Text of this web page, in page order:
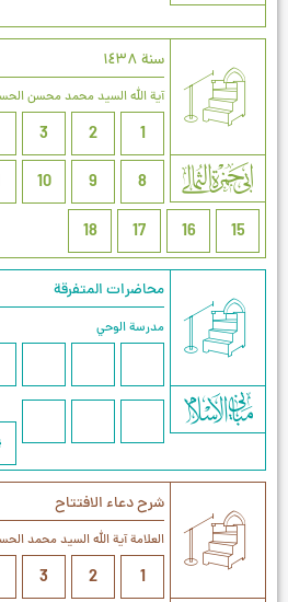
سنة ۱٤۳۸
آية الله السيد محمد محسن
1
2
3
8
9
10
15
16
17
18
محاضرات المتفرقة
مدرسة الوحي
شرح دعاء الافتتاح
العلامة آیة الله السيد محمد
1
2
3